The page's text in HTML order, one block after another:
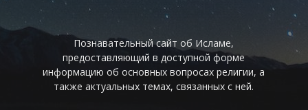
Познавательный сайт об Исламе,
предоставляющий в доступной форме
информацию об основных вопросах религии, а
также актуальных темах, связанных с ней.